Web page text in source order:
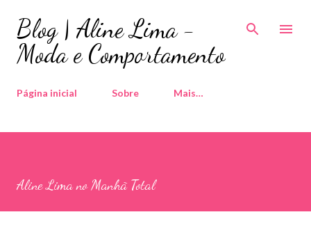
Pular para o conteúdo principal
Blog | Aline Lima -
Moda e Comportamento
Página inicial Sobre Mais…
Aline Lima no Manhã Total